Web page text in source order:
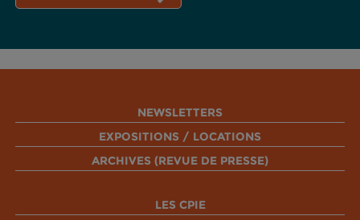
NEWSLETTERS
EXPOSITIONS / LOCATIONS
ARCHIVES (REVUE DE PRESSE)
LES CPIE